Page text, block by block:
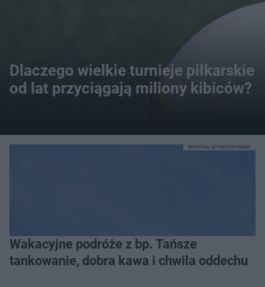
Dlaczego wielkie turnieje piłkarskie
od lat przyciągają miliony kibiców?
Wakacyjne podróże z bp. Tańsze
tankowanie, dobra kawa i chwila oddechu
MATERIAŁ SPONSOROWANY